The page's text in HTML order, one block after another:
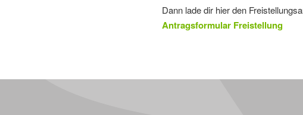
Dann lade dir hier den
Antragsformular Freistellung